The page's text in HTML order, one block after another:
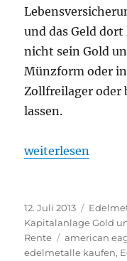
und das Geld
nicht sein Gold
Münzform oder
Zollfreilager oder
lassen.
„Apollo
weiterlesen
Veröffentlicht
am
12. Juli 2013
Kapitalanlage Gold
Rente
Schlagwörter
american
edelmetalle kaufen,